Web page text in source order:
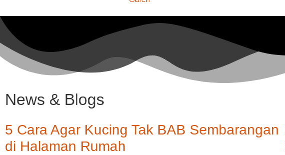
News & Blogs
5 Cara Agar Kucing Tak BAB Sembarangan
di Halaman Rumah